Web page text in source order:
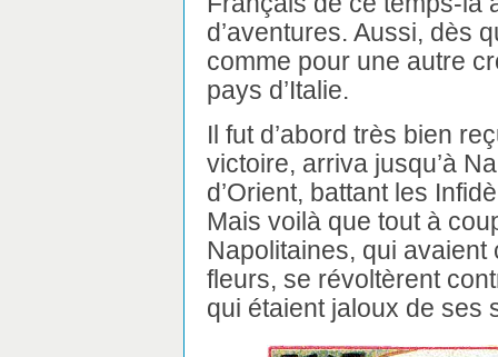
d’aventures. Aussi, dès
comme pour une autre
pays d’Italie.
Il fut d’abord très bien
victoire, arriva jusqu’à
d’Orient, battant les
Mais voilà que tout à
Napolitaines, qui
fleurs, se révoltèrent
qui étaient jaloux de ses